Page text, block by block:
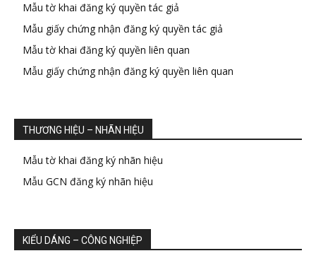
Mẫu tờ khai đăng ký quyền tác giả
Mẫu giấy chứng nhận đăng ký quyền tác giả
Mẫu tờ khai đăng ký quyền liên quan
Mẫu giấy chứng nhận đăng ký quyền liên quan
THƯƠNG HIỆU – NHÃN HIỆU
Mẫu tờ khai đăng ký nhãn hiệu
Mẫu GCN đăng ký nhãn hiệu
KIỂU DÁNG – CÔNG NGHIỆP